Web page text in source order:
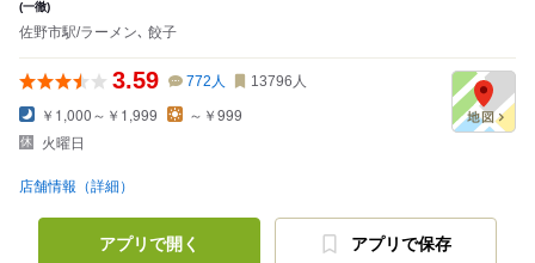
(一徹)
佐野市駅/ラーメン､ 餃子
3.59 772 人 13796 人
￥1,000～￥1,999
～￥999
火曜日
店舗情報（詳細）
アプリで開く アプリで保存